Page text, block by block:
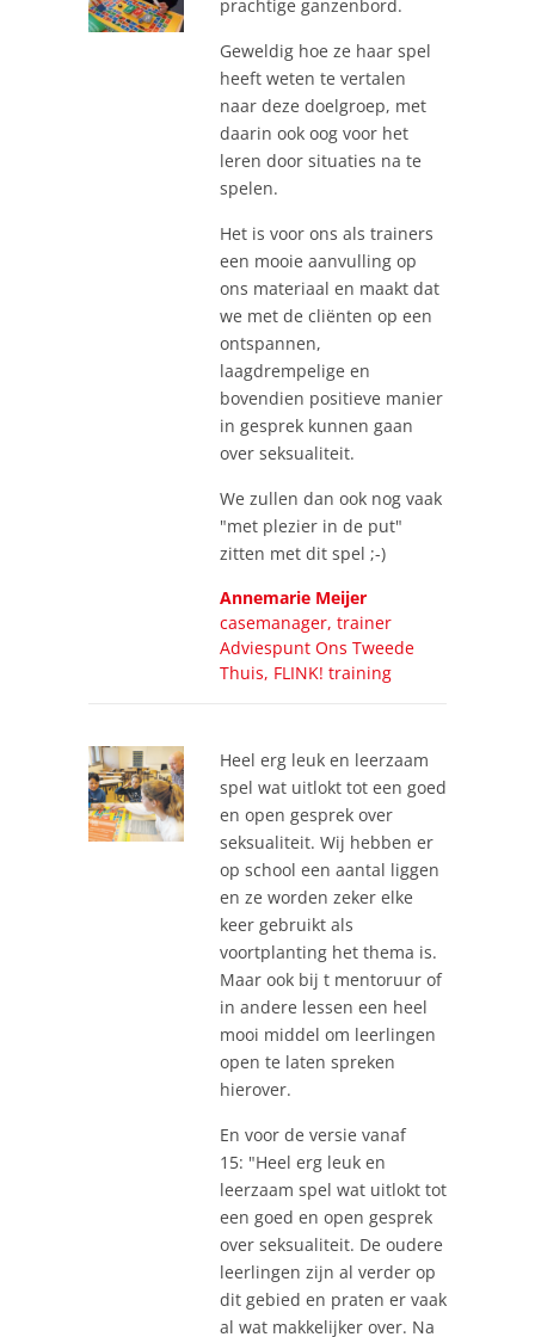
Annemarie Meijer
casemanager, trainer
Adviespunt Ons Tweede
Thuis, FLINK! training
prachtige ganzenbord.
Geweldig hoe ze haar spel
heeft weten te vertalen
naar deze doelgroep, met
daarin ook oog voor het
leren door situaties na te
spelen.
Het is voor ons als trainers
een mooie aanvulling op
ons materiaal en maakt dat
we met de cliënten op een
ontspannen,
laagdrempelige en
bovendien positieve manier
in gesprek kunnen gaan
over seksualiteit.
We zullen dan ook nog vaak
"met plezier in de put"
zitten met dit spel ;-)
Heel erg leuk en leerzaam
spel wat uitlokt tot een goed
en open gesprek over
seksualiteit. Wij hebben er
op school een aantal liggen
en ze worden zeker elke
keer gebruikt als
voortplanting het thema is.
Maar ook bij t mentoruur of
in andere lessen een heel
mooi middel om leerlingen
open te laten spreken
hierover.
En voor de versie vanaf
15: "Heel erg leuk en
leerzaam spel wat uitlokt tot
een goed en open gesprek
over seksualiteit. De oudere
leerlingen zijn al verder op
dit gebied en praten er vaak
al wat makkelijker over. Na